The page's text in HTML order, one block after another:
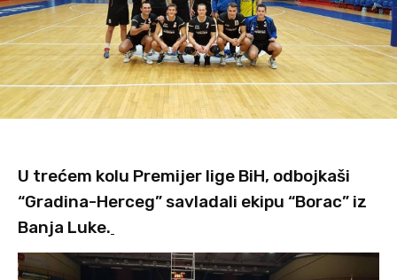
U trećem kolu Premijer lige BiH, odbojkaši
“Gradina-Herceg” savladali ekipu “Borac” iz
Banja Luke.